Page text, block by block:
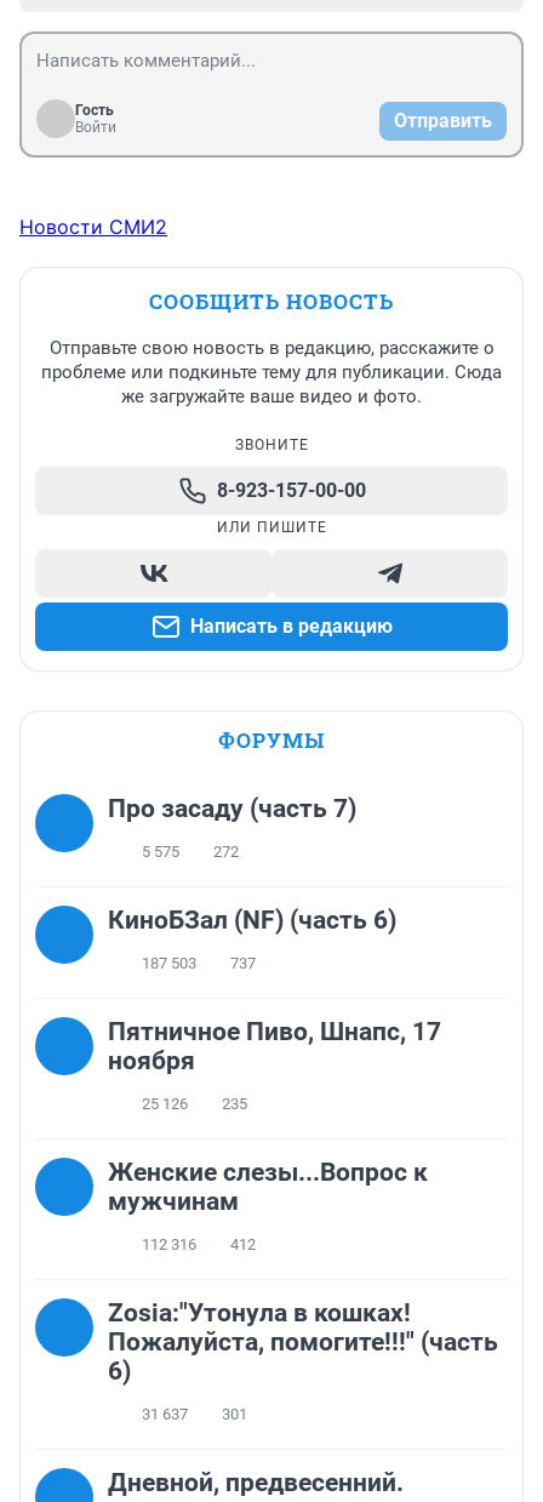
Гость
Войти
Отправить
Новости СМИ2
СООБЩИТЬ НОВОСТЬ
Отправьте свою новость в редакцию, расскажите о
проблеме или подкиньте тему для публикации. Сюда
же загружайте ваше видео и фото.
ЗВОНИТЕ
8-923-157-00-00
ИЛИ ПИШИТЕ
Написать в редакцию
ФОРУМЫ
Про засаду (часть 7)
5 575 272
КиноБЗал (NF) (часть 6)
187 503 737
Пятничное Пиво, Шнапс, 17
ноября
25 126 235
Женские слезы...Вопрос к
мужчинам
112 316 412
Zosia:"Утонула в кошках!
Пожалуйста, помогите!!!" (часть
6)
31 637 301
Дневной, предвесенний.